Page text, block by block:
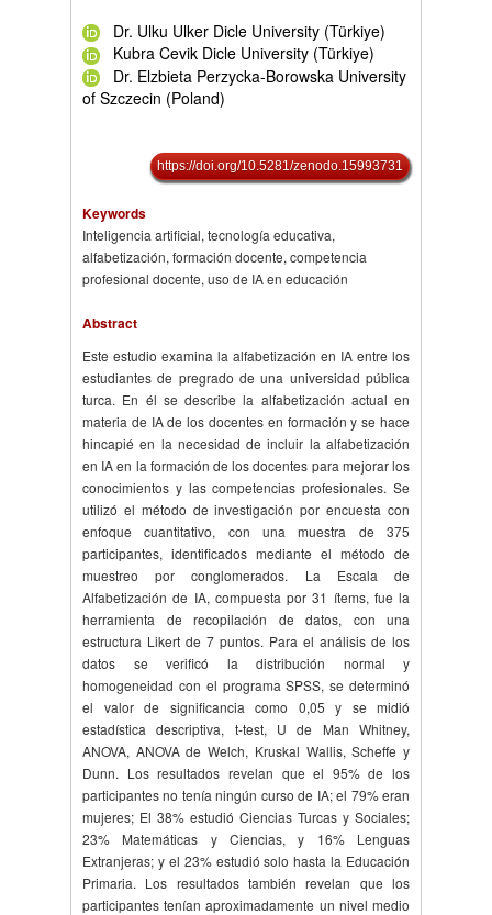
Dr. Ulku Ulker Dicle University (Türkiye)
Kubra Cevik Dicle University (Türkiye)
Dr. Elzbieta Perzycka-Borowska University
of Szczecin (Poland)
https://doi.org/10.5281/zenodo.15993731
Keywords
Inteligencia artificial, tecnología educativa,
alfabetización, formación docente, competencia
profesional docente, uso de IA en educación
Abstract
Este estudio examina la alfabetización en IA entre los
estudiantes de pregrado de una universidad pública
turca. En él se describe la alfabetización actual en
materia de IA de los docentes en formación y se hace
hincapié en la necesidad de incluir la alfabetización
en IA en la formación de los docentes para mejorar los
conocimientos y las competencias profesionales. Se
utilizó el método de investigación por encuesta con
enfoque cuantitativo, con una muestra de 375
participantes, identificados mediante el método de
muestreo por conglomerados. La Escala de
Alfabetización de IA, compuesta por 31 ítems, fue la
herramienta de recopilación de datos, con una
estructura Likert de 7 puntos. Para el análisis de los
datos se verificó la distribución normal y
homogeneidad con el programa SPSS, se determinó
el valor de significancia como 0,05 y se midió
estadística descriptiva, t-test, U de Man Whitney,
ANOVA, ANOVA de Welch, Kruskal Wallis, Scheffe y
Dunn. Los resultados revelan que el 95% de los
participantes no tenía ningún curso de IA; el 79% eran
mujeres; El 38% estudió Ciencias Turcas y Sociales;
23% Matemáticas y Ciencias, y 16% Lenguas
Extranjeras; y el 23% estudió solo hasta la Educación
Primaria. Los resultados también revelan que los
participantes tenían aproximadamente un nivel medio